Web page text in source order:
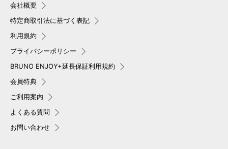
会社概要
特定商取引法に基づく表記
利用規約
プライバシーポリシー
BRUNO ENJOY+延長保証利用規約
会員特典
ご利用案内
よくある質問
お問い合わせ